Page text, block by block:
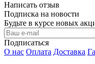
Написать отзыв
Подписка на новости
Будьте в курсе новых
Подписаться
О нас Оплата Доставка